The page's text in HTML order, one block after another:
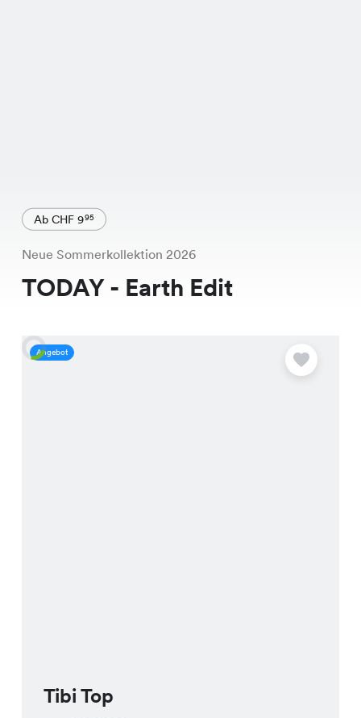
Ab CHF 995
Neue Sommerkollektion 2026
TODAY - Earth Edit
Angebot
Tibi Top